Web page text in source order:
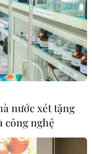
nước xét tặng
công nghệ